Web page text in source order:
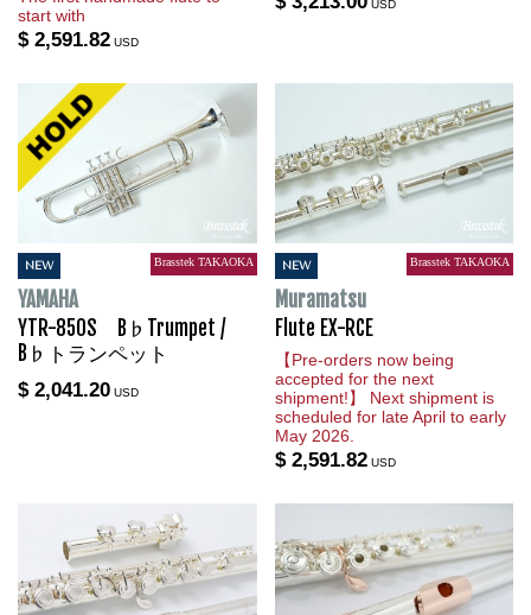
start with
$ 2,591.82 USD
USD
NEW Brasstek TAKAOKA
YAMAHA
YTR-850S B♭Trumpet /
B♭トランペット
$ 2,041.20 USD
NEW Brasstek TAKAOKA
Muramatsu
Flute EX-RCE
【Pre-orders now being
accepted for the next
shipment!】 Next shipment is
scheduled for late April to early
May 2026.
$ 2,591.82USD